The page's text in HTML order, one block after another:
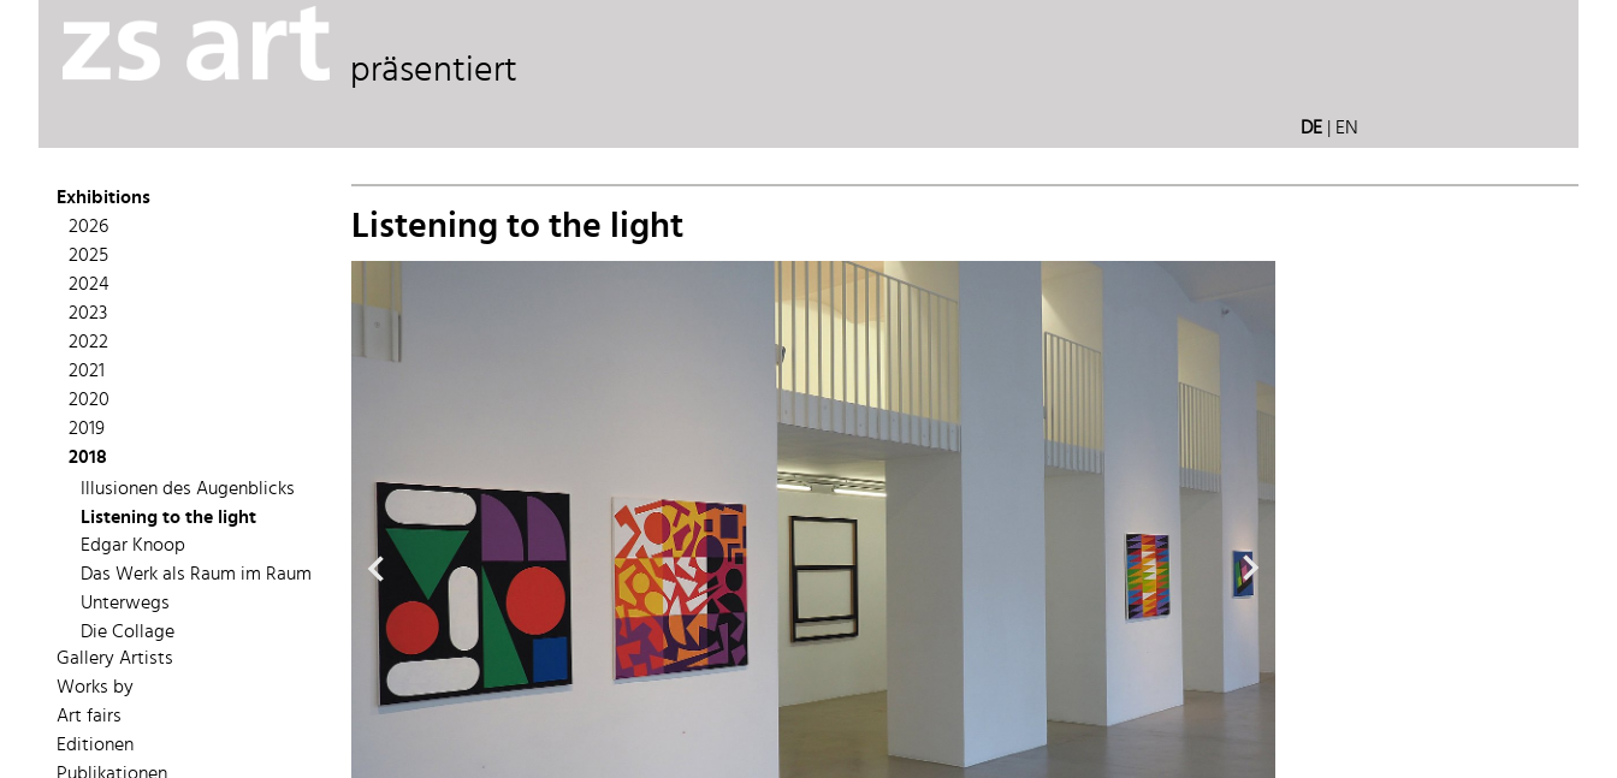
präsentiert
DE|EN
Exhibitions
2026
2025
2024
2023
2022
2021
2020
2019
2018
Illusionen des Augenblicks
Listening to the light
Edgar Knoop
Das Werk als Raum im Raum
Unterwegs
Die Collage
Gallery Artists
Works by
Art fairs
Editionen
Listening to the light